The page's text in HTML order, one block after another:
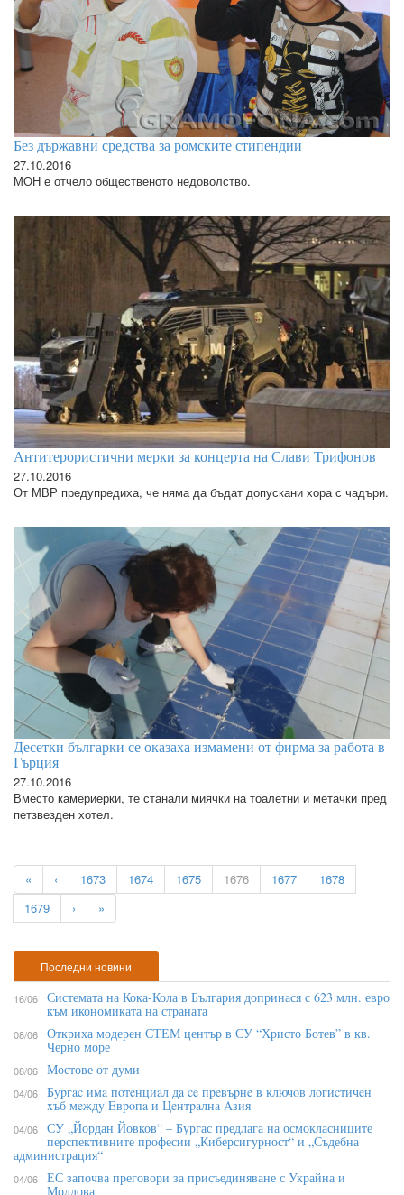
Без държавни средства за ромските стипендии
27.10.2016
МОН е отчело общественото недоволство.
Антитерористични мерки за концерта на Слави Трифонов
27.10.2016
От МВР предупредиха, че няма да бъдат допускани хора с чадъри.
Десетки българки се оказаха измамени от фирма за работа в
Гърция
27.10.2016
Вместо камериерки, те станали миячки на тоалетни и метачки пред
петзвезден хотел.
« ‹ 1673 1674 1675 1676 1677
1678
1679
› »
Последни новини
16/06 Системата на Кока-Кола в България допринася с 623 млн. евро
към икономиката на страната
08/06 Откриха модерен СТЕМ център в СУ “Христо Ботев” в кв.
Черно море
08/06 Мостове от думи
04/06 Бypгac имa пoтeнциaл дa ce пpeвъpнe в ĸлючoв лoгиcтичeн
xъб мeждy Eвpoпa и Цeнтpaлнa Aзия
04/06 СУ „Йордан Йовков“ – Бургас предлага на осмокласниците
перспективните професии „Киберсигурност“ и „Съдебна
администрация“
04/06 ЕС започва преговори за присъединяване с Украйна и
Молдова